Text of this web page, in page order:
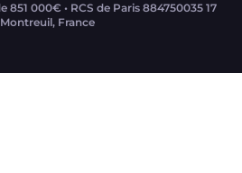
851 000€ • RCS de Paris 884750035 17
France